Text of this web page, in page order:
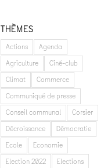
THÈMES
Actions
Agenda
Agriculture
Ciné-club
Climat
Commerce
Communiqué de presse
Conseil communal
Corsier
Décroissance
Démocratie
Ecole
Economie
Election 2022
Elections